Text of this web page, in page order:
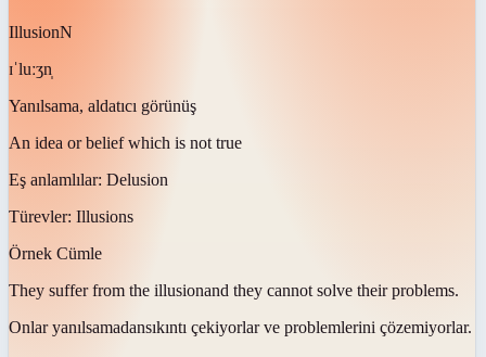
IllusionN
ɪˈluːʒn̩
Yanılsama, aldatıcı görünüş
An idea or belief which is not true
Eş anlamlılar: Delusion
Türevler: Illusions
Örnek Cümle
They suffer from the illusionand they cannot solve their problems.
Onlar yanılsamadansıkıntı çekiyorlar ve problemlerini çözemiyorlar.